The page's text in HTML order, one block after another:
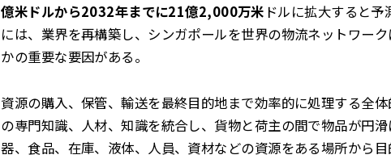
億米ドルから2032年までに21億2,000万米 ドルに拡大すると
には、業界を再構築し、シンガポールを世界の物流ネットワー
かの重要な要因がある。
資源の購入、保管、輸送を最終目的地まで効率的に処理する全
の専門知識、人材、知識を統合し、貨物と荷主の間で物品が円
器、食品、在庫、液体、人員、資材などの資源をある場所から